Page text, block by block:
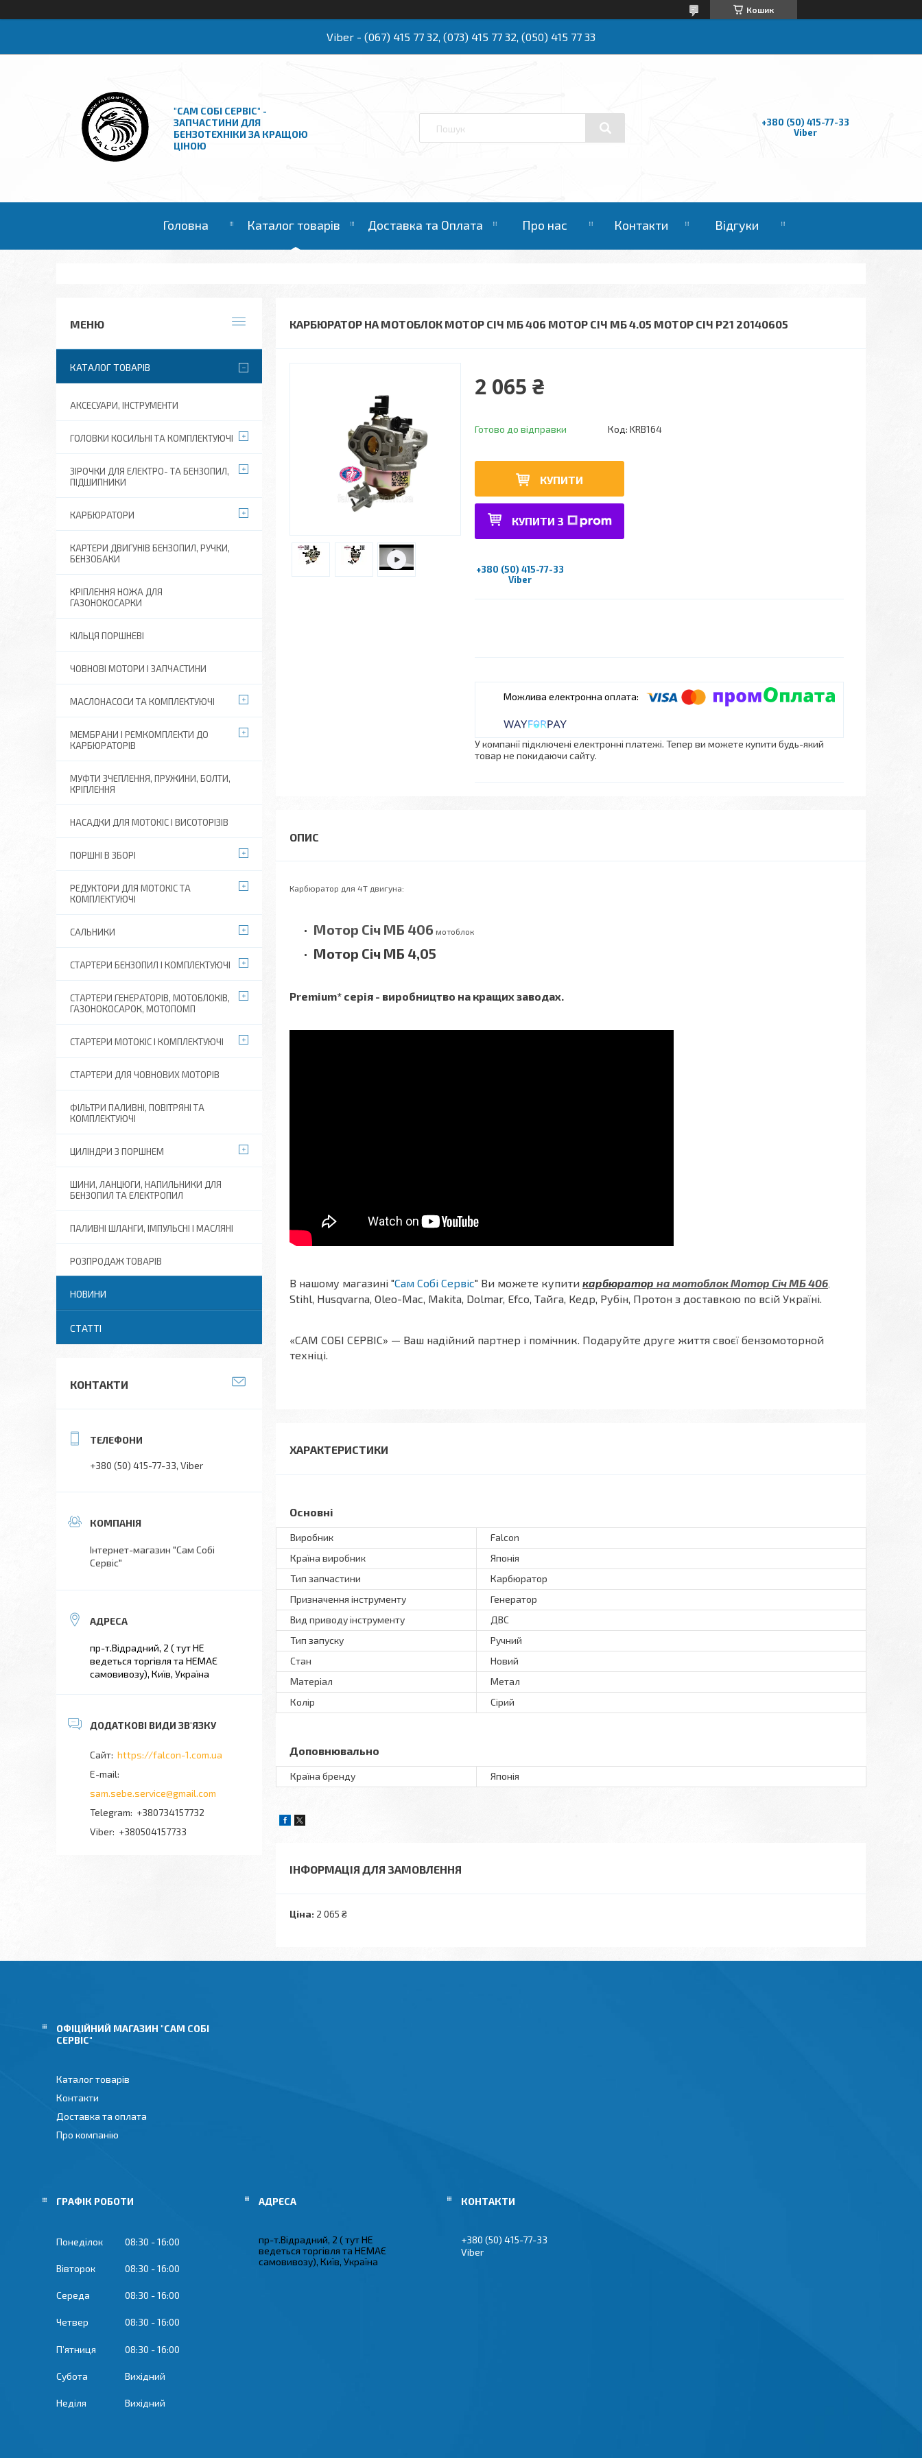
Кошик
Viber - (067) 415 77 32, (073) 415 77 32, (050) 415 77 33
"САМ СОБІ СЕРВІС" -
ЗАПЧАСТИНИ ДЛЯ
БЕНЗОТЕХНІКИ ЗА КРАЩОЮ
ЦІНОЮ
+380 (50) 415-77-33
Viber
Головна Каталог товарів Доставка та Оплата Про нас Контакти Відгуки
КАРБЮРАТОР НА МОТОБЛОК МОТОР СІЧ МБ 406 МОТОР СІЧ МБ 4.05 МОТОР СІЧ P21 20140605
2 065 ₴
Готово до відправки Код: KRB164
КУПИТИ
КУПИТИ З
+380 (50) 415-77-33
Viber
У компанії підключені електронні платежі. Тепер ви можете купити будь-який
товар не покидаючи сайту.
Карбюратор для 4Т двигуна:
Мотор Січ МБ 406 мотоблок
Мотор Січ МБ 4,05
Premium* серія - виробництво на кращих заводах.
В нашому магазині "Сам Собі Сервіс" Ви можете купити карбюратор на мотоблок Мотор Січ МБ 406
Stihl, Husqvarna, Oleo-Mac, Makita, Dolmar, Efco, Тайга, Кедр, Рубін, Протон з доставкою по всій Україні.
«САМ СОБІ СЕРВІС» — Ваш надійний партнер і помічник. Подаруйте друге життя своєї бензомоторной
техніці.
ХАРАКТЕРИСТИКИ
Основні
Виробник
Falcon
Країна виробник
Японія
Тип запчастини
Карбюратор
Призначення інструменту
Генератор
Вид приводу інструменту
ДВС
Тип запуску
Ручний
Стан
Новий
Матеріал
Метал
Колір
Сірий
Доповнювально
Країна бренду Японія
ІНФОРМАЦІЯ ДЛЯ ЗАМОВЛЕННЯ
Ціна: 2 065 ₴
КАТАЛОГ ТОВАРІВ
АКСЕСУАРИ, ІНСТРУМЕНТИ
ГОЛОВКИ КОСИЛЬНІ ТА КОМПЛЕКТУЮЧІ
ЗІРОЧКИ ДЛЯ ЕЛЕКТРО- ТА БЕНЗОПИЛ,
ПІДШИПНИКИ
КАРБЮРАТОРИ
КАРТЕРИ ДВИГУНІВ БЕНЗОПИЛ, РУЧКИ,
БЕНЗОБАКИ
КРІПЛЕННЯ НОЖА ДЛЯ
ГАЗОНОКОСАРКИ
КІЛЬЦЯ ПОРШНЕВІ
ЧОВНОВІ МОТОРИ І ЗАПЧАСТИНИ
МАСЛОНАСОСИ ТА КОМПЛЕКТУЮЧІ
МЕМБРАНИ І РЕМКОМПЛЕКТИ ДО
КАРБЮРАТОРІВ
МУФТИ ЗЧЕПЛЕННЯ, ПРУЖИНИ, БОЛТИ,
КРІПЛЕННЯ
НАСАДКИ ДЛЯ МОТОКІС І ВИСОТОРІЗІВ
ПОРШНІ В ЗБОРІ
РЕДУКТОРИ ДЛЯ МОТОКІС ТА
КОМПЛЕКТУЮЧІ
САЛЬНИКИ
СТАРТЕРИ БЕНЗОПИЛ І КОМПЛЕКТУЮЧІ
СТАРТЕРИ ГЕНЕРАТОРІВ, МОТОБЛОКІВ,
ГАЗОНОКОСАРОК, МОТОПОМП
СТАРТЕРИ МОТОКІС І КОМПЛЕКТУЮЧІ
СТАРТЕРИ ДЛЯ ЧОВНОВИХ МОТОРІВ
ФІЛЬТРИ ПАЛИВНІ, ПОВІТРЯНІ ТА
КОМПЛЕКТУЮЧІ
ЦИЛІНДРИ З ПОРШНЕМ
ШИНИ, ЛАНЦЮГИ, НАПИЛЬНИКИ ДЛЯ
БЕНЗОПИЛ ТА ЕЛЕКТРОПИЛ
ПАЛИВНІ ШЛАНГИ, ІМПУЛЬСНІ І МАСЛЯНІ
РОЗПРОДАЖ ТОВАРІВ
НОВИНИ
СТАТТІ
КОНТАКТИ
+380 (50) 415-77-33 Viber
Інтернет-магазин "Сам Собі
Сервіс"
пр-т.Відрадний, 2 ( тут НЕ
ведеться торгівля та НЕМАЄ
самовивозу), Київ, Україна
https://falcon-1.com.ua
sam.sebe.service@gmail.com
+380734157732
+380504157733
ОФІЦІЙНИЙ МАГАЗИН "САМ СОБІ
СЕРВІС"
Каталог товарів
Контакти
Доставка та оплата
Про компанію
ГРАФІК РОБОТИ
Понеділок 08:30 16:00
Вівторок 08:30 16:00
Середа 08:30 16:00
Четвер 08:30 16:00
Пʼятниця 08:30 16:00
Субота Вихідний
Неділя Вихідний
пр-т.Відрадний, 2 ( тут НЕ
ведеться торгівля та НЕМАЄ
самовивозу), Київ, Україна
+380 (50) 415-77-33
Viber